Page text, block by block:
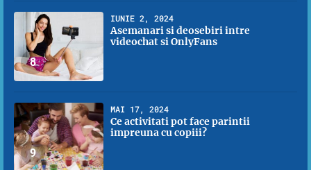
8
IUNIE 2, 2024
Asemanari si deosebiri intre
videochat si OnlyFans
9
MAI 17, 2024
Ce activitati pot face parintii
impreuna cu copiii?